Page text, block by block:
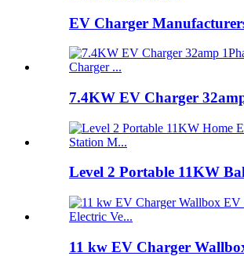
EV Charger
7.4KW EV Charger
Level 2 Portable 11KW
11 kw EV Charger